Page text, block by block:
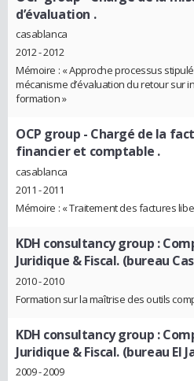
d’évaluation .
casablanca
2012 - 2012
Mémoire : « Approche processus
mécanisme d’évaluation du retour sur
formation »
OCP group - Chargé de la
financier et comptable .
casablanca
2011 - 2011
Mémoire : « Traitement des factures
KDH consultancy group :
Juridique & Fiscal. (bureau
2010 - 2010
Formation sur la maîtrise des outils
KDH consultancy group :
Juridique & Fiscal. (bureau El
2009 - 2009